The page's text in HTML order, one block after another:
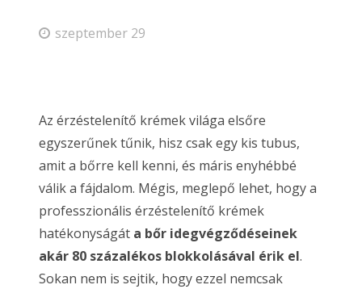
szeptember 29
Az érzéstelenítő krémek világa elsőre
egyszerűnek tűnik, hisz csak egy kis tubus,
amit a bőrre kell kenni, és máris enyhébbé
válik a fájdalom. Mégis, meglepő lehet, hogy a
professzionális érzéstelenítő krémek
hatékonyságát a bőr idegvégződéseinek
akár 80 százalékos blokkolásával érik el.
Sokan nem is sejtik, hogy ezzel nemcsak